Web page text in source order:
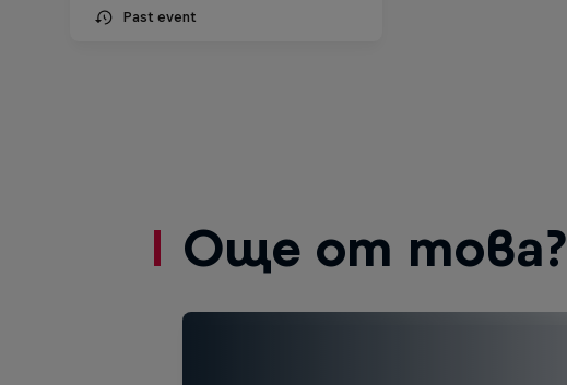
Past event
Още от това?